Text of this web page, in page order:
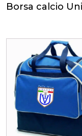
Borsa calcio